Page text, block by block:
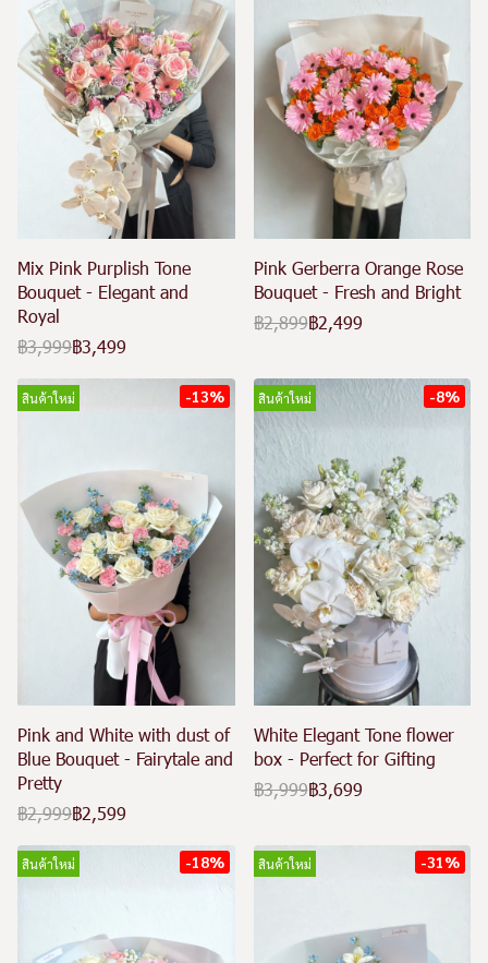
Mix Pink Purplish Tone
Bouquet - Elegant and
Royal
฿3,999฿3,499
Pink Gerberra Orange Rose
Bouquet - Fresh and Bright
฿2,899฿2,499
สินค้าใหม่ -13%
Pink and White with dust of
Blue Bouquet - Fairytale and
Pretty
฿2,999฿2,599
สินค้าใหม่ -8%
White Elegant Tone flower
box - Perfect for Gifting
฿3,999฿3,699
สินค้าใหม่ -18% สินค้าใหม่ -31%